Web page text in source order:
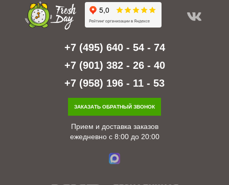
+7 (495) 640 - 54 - 74
+7 (901) 382 - 26 - 40
+7 (958) 196 - 11 - 53
ЗАКАЗАТЬ ОБРАТНЫЙ ЗВОНОК
Прием и доставка заказов
ежедневно с 8:00 до 20:00